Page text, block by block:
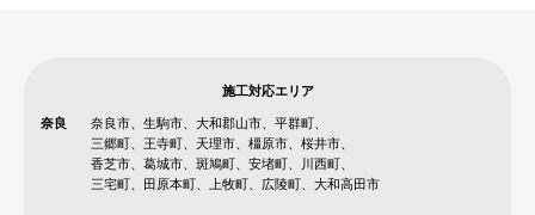
施工対応エリア
奈良
奈良市、生駒市、大和郡山市、平群町、
三郷町、王寺町、天理市、橿原市、桜井市、
香芝市、葛城市、斑鳩町、安堵町、川西町、
三宅町、田原本町、上牧町、広陵町、大和高田市